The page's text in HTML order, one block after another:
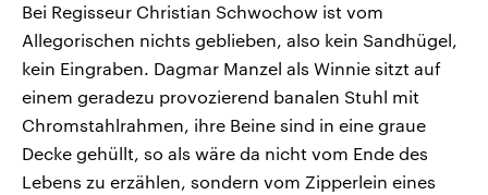
Bei Regisseur Christian Schwochow ist vom
Allegorischen nichts geblieben, also kein Sandhügel,
kein Eingraben. Dagmar Manzel als Winnie sitzt auf
einem geradezu provozierend banalen Stuhl mit
Chromstahlrahmen, ihre Beine sind in eine graue
Decke gehüllt, so als wäre da nicht vom Ende des
Lebens zu erzählen, sondern vom Zipperlein eines